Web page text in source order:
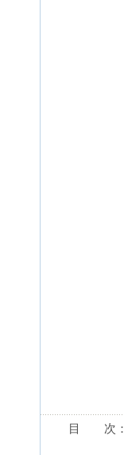
目 次：